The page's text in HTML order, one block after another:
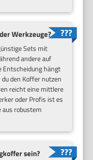
Werkzeuge?
Sets mit
andere auf
Entscheidung hängt
den Koffer nutzen
reicht eine mittlere
oder Profis ist es
aus robustem
sein?